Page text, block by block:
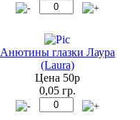
Анютины глазки Лаура
(Laura)
Цена 50р
0,05 гр.